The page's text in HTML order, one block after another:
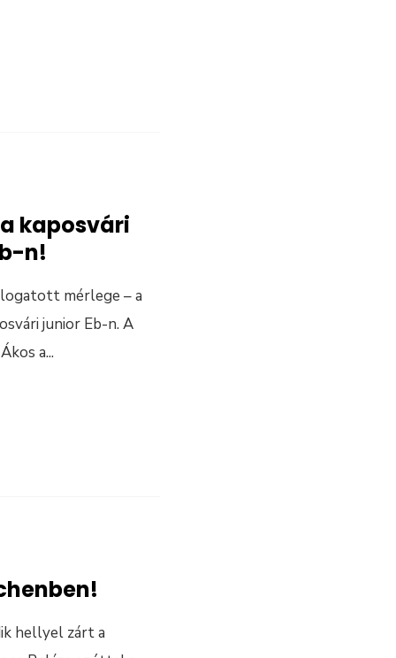
kaposvári
n!
mérlege – a
junior Eb-n. A
a...
hellyel zárt a